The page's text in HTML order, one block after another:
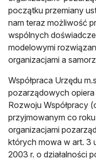
początku przemiany
nam teraz możliwość
wspólnych
modelowymi
organizacjami a
Współpraca Urzędu
pozarządowych opiera
Rozwoju Współpracy
przyjmowanym co
organizacjami
których mowa w art. 3
2003 r. o działalności